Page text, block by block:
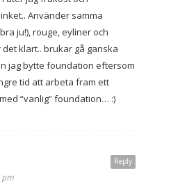
Använder samma
ju!), rouge, eyliner och
klart.. brukar gå ganska
jag bytte foundation eftersom
tid att arbeta fram ett
“vanlig” foundation… :)
Reply
pm